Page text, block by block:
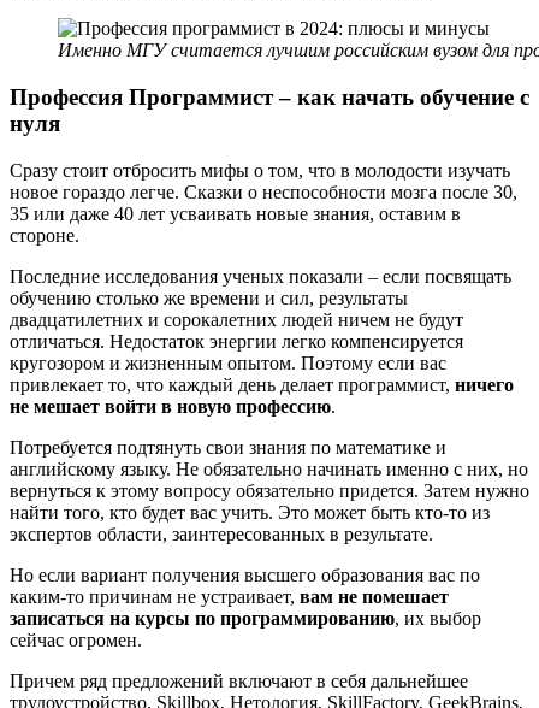
Именно МГУ считается лучшим российским вузом для
Профессия Программист – как начать обучение с
нуля
Сразу стоит отбросить мифы о том, что в молодости изучать
новое гораздо легче. Сказки о неспособности мозга после 30,
35 или даже 40 лет усваивать новые знания, оставим в
стороне.
Последние исследования ученых показали – если посвящать
обучению столько же времени и сил, результаты
двадцатилетних и сорокалетних людей ничем не будут
отличаться. Недостаток энергии легко компенсируется
кругозором и жизненным опытом. Поэтому если вас
привлекает то, что каждый день делает программист, ничего
не мешает войти в новую профессию.
Потребуется подтянуть свои знания по математике и
английскому языку. Не обязательно начинать именно с них, но
вернуться к этому вопросу обязательно придется. Затем нужно
найти того, кто будет вас учить. Это может быть кто-то из
экспертов области, заинтересованных в результате.
Но если вариант получения высшего образования вас по
каким-то причинам не устраивает, вам не помешает
записаться на курсы по программированию, их выбор
сейчас огромен.
Причем ряд предложений включают в себя дальнейшее
трудоустройство. Skillbox, Нетология, SkillFactory, GeekBrains,